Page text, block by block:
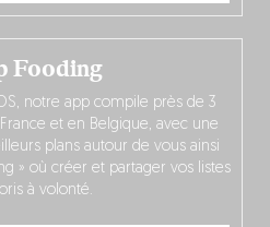
Fooding
notre app compile près de 3
et en Belgique, avec une
plans autour de vous ainsi
» où créer et partager vos listes
à volonté.